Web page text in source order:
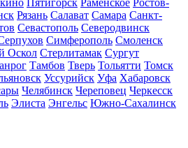
Пятигорск Раменское Ростов-
Рязань Салават Самара Санкт-
Севастополь Северодвинск
Симферополь Смоленск
Оскол Стерлитамак Сургут
Тамбов Тверь Тольятти Томск
Уссурийск Уфа Хабаровск
Челябинск Череповец Черкесск
Элиста Энгельс Южно-Сахалинск